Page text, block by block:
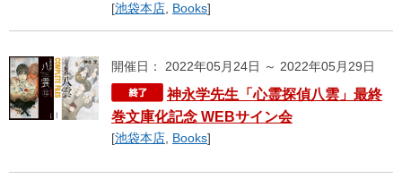
[池袋本店 Books]
開催日： 2022年05月24日 ～ 2022年05月29日
神永学先生「心霊探偵八雲」最終
巻文庫化記念 WEBサイン会
[池袋本店 Books]